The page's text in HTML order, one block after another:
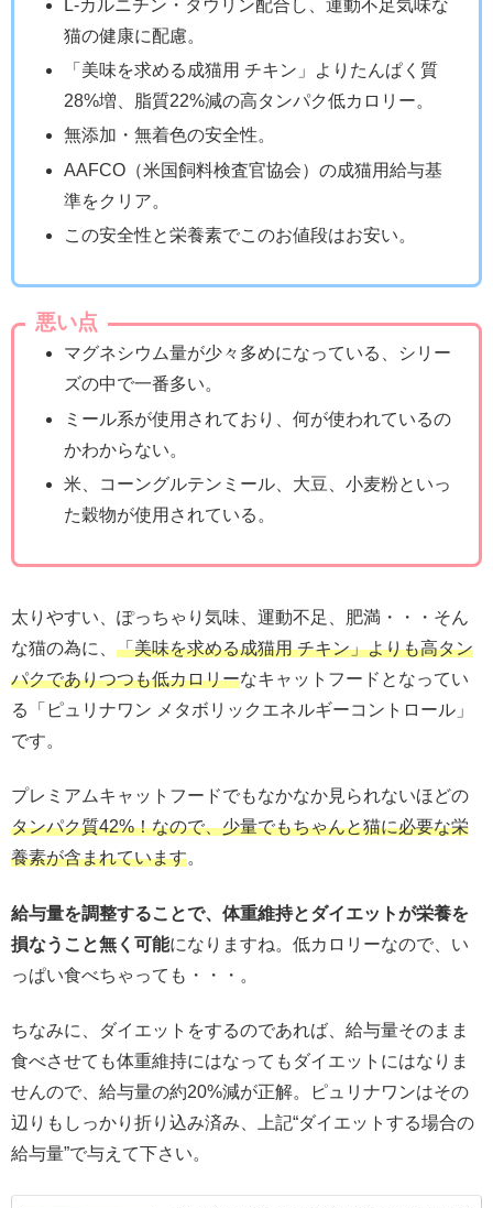
L-カルニチン・タウリン配合し、運動不足気味な
猫の健康に配慮。
「美味を求める成猫用 チキン」よりたんぱく質
28%増、脂質22%減の高タンパク低カロリー。
無添加・無着色の安全性。
AAFCO（米国飼料検査官協会）の成猫用給与基
準をクリア。
この安全性と栄養素でこのお値段はお安い。
悪い点
マグネシウム量が少々多めになっている、シリー
ズの中で一番多い。
ミール系が使用されており、何が使われているの
かわからない。
米、コーングルテンミール、大豆、小麦粉といっ
た穀物が使用されている。
太りやすい、ぽっちゃり気味、運動不足、肥満・・・そん
な猫の為に、 「美味を求める成猫用 チキン」よりも高タン
パクでありつつも低カロリーなキャットフードとなってい
る「ピュリナワン メタボリックエネルギーコントロール」
です。
プレミアムキャットフードでもなかなか見られないほどの
タンパク質42%！なので、少量でもちゃんと猫に必要な栄
養素が含まれています。
給与量を調整することで、体重維持とダイエットが栄養を
損なうこと無く可能になりますね。低カロリーなので、い
っぱい食べちゃっても・・・。
ちなみに、ダイエットをするのであれば、給与量そのまま
食べさせても体重維持にはなってもダイエットにはなりま
せんので、給与量の約20%減が正解。ピュリナワンはその
辺りもしっかり折り込み済み、上記“ダイエットする場合の
給与量”で与えて下さい。